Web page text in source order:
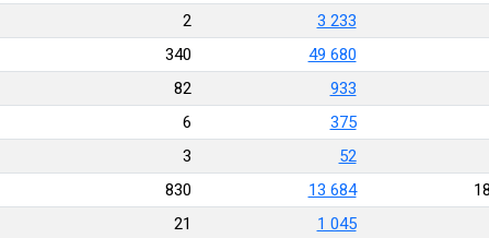
2 3 233
340 49 680
82 933
6 375
3 52
830 13 684
21 1 045